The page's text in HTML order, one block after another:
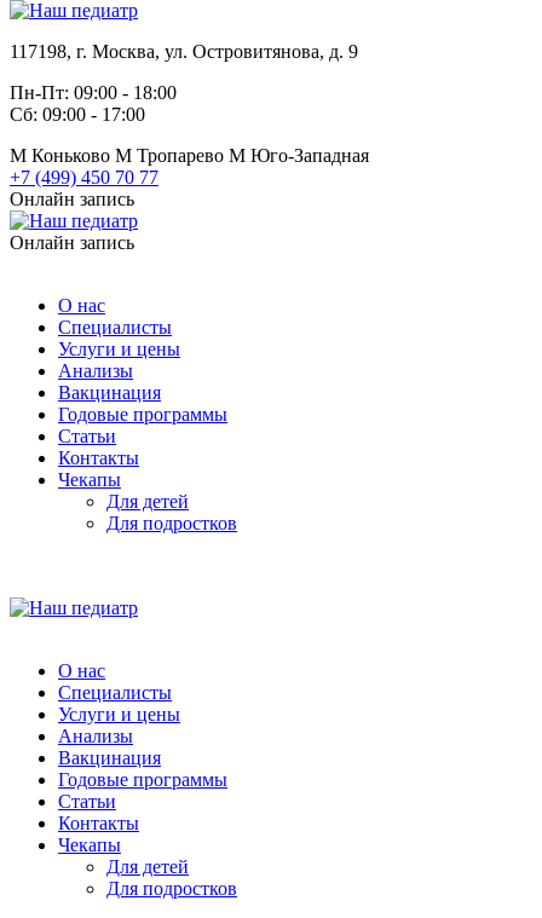
117198, г. Москва, ул. Островитянова, д. 9
Пн-Пт: 09:00 - 18:00
Сб: 09:00 - 17:00
М Коньково М Тропарево М Юго-Западная
+7 (499) 450 70 77
Онлайн запись
Онлайн запись
О нас
Специалисты
Услуги и цены
Анализы
Вакцинация
Годовые программы
Статьи
Контакты
Чекапы
Для детей
Для подростков
О нас
Специалисты
Услуги и цены
Анализы
Вакцинация
Годовые программы
Статьи
Контакты
Чекапы
Для детей
Для подростков